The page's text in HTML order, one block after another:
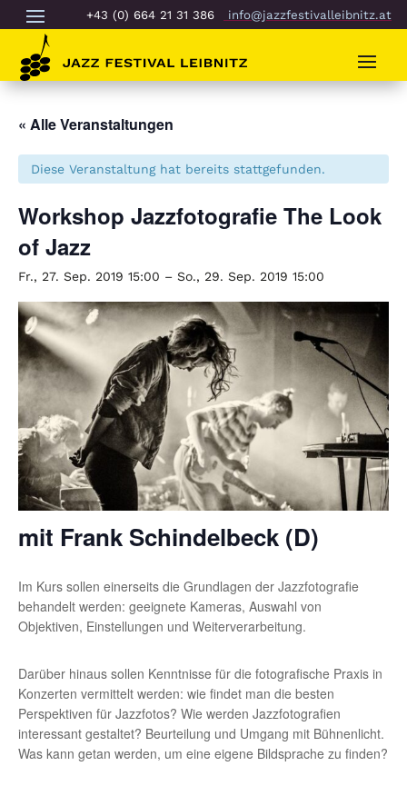
+43 (0) 664 21 31 386 info@jazzfestivalleibnitz.at
« Alle Veranstaltungen
Diese Veranstaltung hat bereits stattgefunden.
Workshop Jazzfotografie The Look
of Jazz
Fr., 27. Sep. 2019 15:00 – So., 29. Sep. 2019 15:00
mit Frank Schindelbeck (D)
Im Kurs sollen einerseits die Grundlagen der Jazzfotografie
behandelt werden: geeignete Kameras, Auswahl von
Objektiven, Einstellungen und Weiterverarbeitung.
Darüber hinaus sollen Kenntnisse für die fotografische Praxis in
Konzerten vermittelt werden: wie findet man die besten
Perspektiven für Jazzfotos? Wie werden Jazzfotografien
interessant gestaltet? Beurteilung und Umgang mit Bühnenlicht.
Was kann getan werden, um eine eigene Bildsprache zu finden?